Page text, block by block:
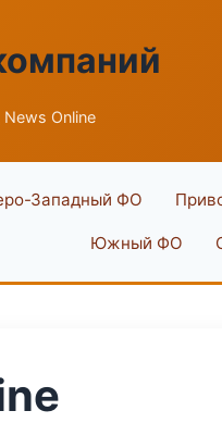
Online
Западный ФО
Южный ФО